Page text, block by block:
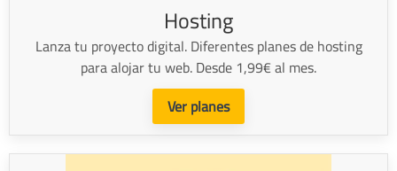
Hosting
Lanza tu proyecto digital. Diferentes planes de hosting
para alojar tu web. Desde 1,99€ al mes.
Ver planes